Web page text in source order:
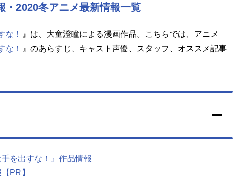
・2020冬アニメ最新情報一覧
な！
』は、大童澄瞳による漫画作品。こちらでは、アニメ
な！
』のあらすじ、キャスト声優、スタッフ、オススメ記事
手を出すな！』作品情報
PR】